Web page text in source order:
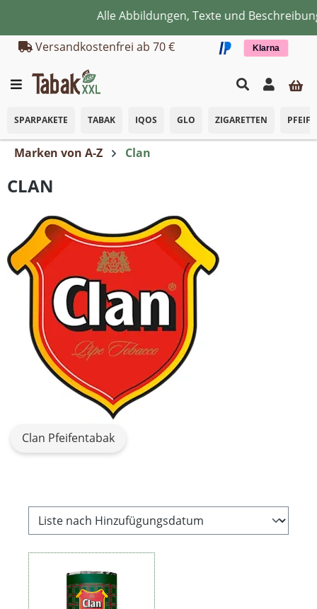
Zum Hauptinhalt springenAlle Abbildungen, Texte und
Versandkostenfrei ab 70 €
Klarna
SPARPAKETE TABAK IQOS GLO ZIGARETTEN
Marken von A-Z Clan
CLAN
Clan Pfeifentabak